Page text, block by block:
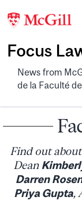
Focus
News from
de la Faculté
Find out
Dean
Darren
Priya Gupta,